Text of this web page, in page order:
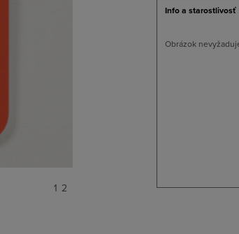
1 2
Info a starostlivosť
Obrázok